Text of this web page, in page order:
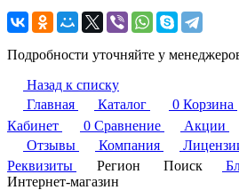
Подробности уточняйте у
Назад к списку
Главная
Каталог 0 Корзина
Кабинет
0 Сравнение Акции
Отзывы
Компания
Реквизиты
Регион Поиск
Интернет-магазин